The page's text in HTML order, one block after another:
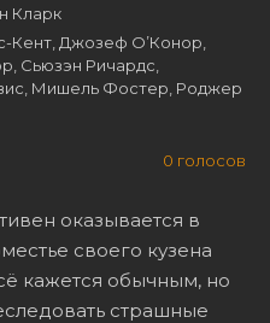
Кларк
Кент, Джозеф О’Конор,
Сьюзэн Ричардс,
Мишель Фостер, Роджер
0 голосов
оказывается в
своего кузена
кажется обычным, но
страшные